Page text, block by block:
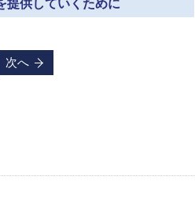
提供していくために
次へ